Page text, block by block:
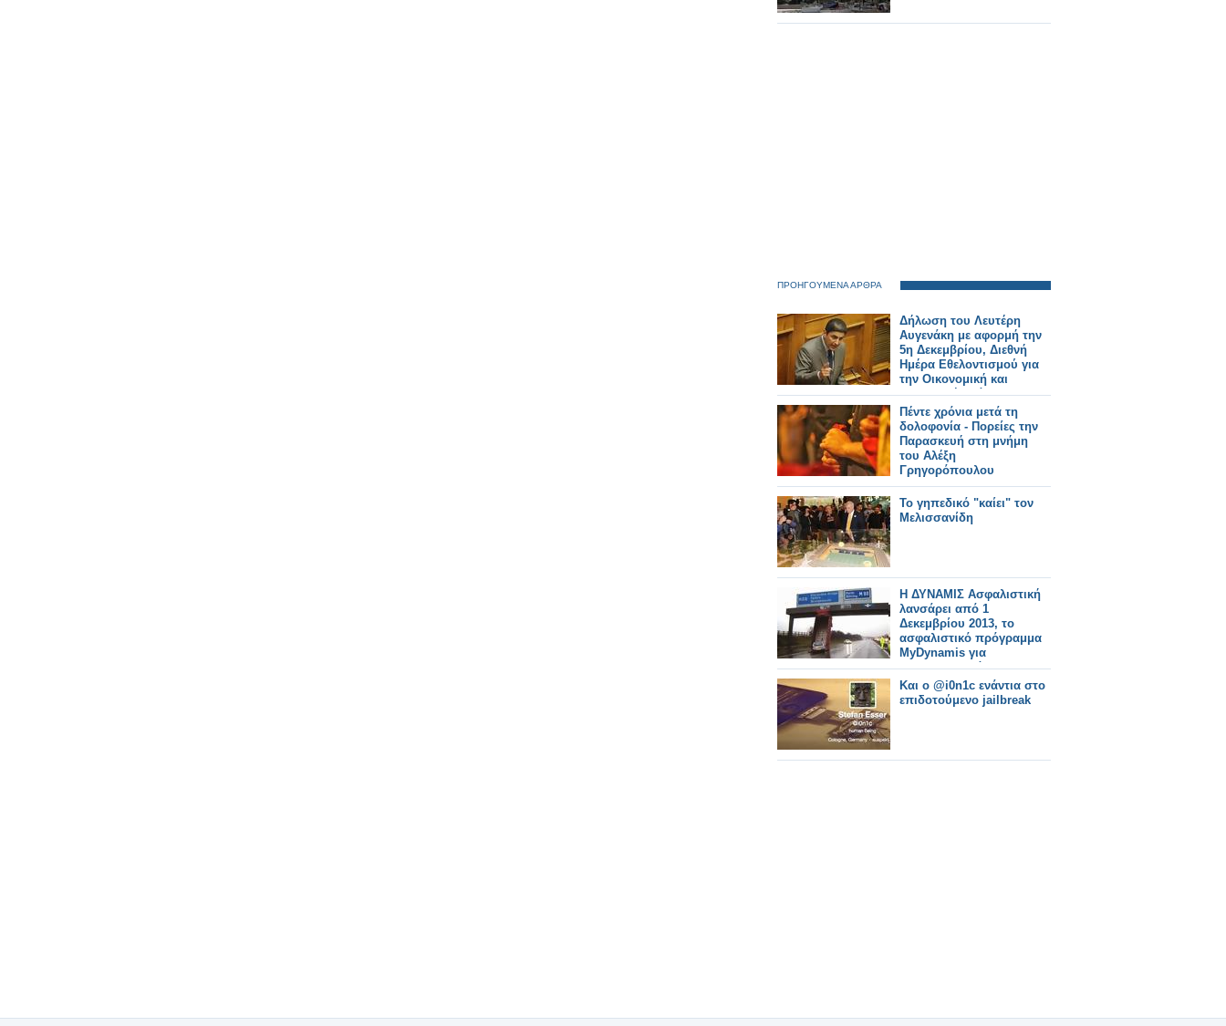
ΠΡΟΗΓΟΥΜΕΝΑ ΑΡΘΡΑ
Δήλωση του Λευτέρη
Αυγενάκη με αφορμή την
5η Δεκεμβρίου, Διεθνή
Ημέρα Εθελοντισμού για
την Οικονομική και
Κοινωνική Ανάπτυξη
Πέντε χρόνια μετά τη
δολοφονία - Πορείες την
Παρασκευή στη μνήμη
του Αλέξη
Γρηγορόπουλου
Το γηπεδικό "καίει" τον
Μελισσανίδη
Η ΔΥΝΑΜΙΣ Ασφαλιστική
λανσάρει από 1
Δεκεμβρίου 2013, το
ασφαλιστικό πρόγραμμα
MyDynamis για
επαγγελματικά Ι.Χ.
οχήματα, αγροτικά Ι.Χ. και
μοτοσυκλέτες
Και ο @i0n1c ενάντια στο
επιδοτούμενο jailbreak